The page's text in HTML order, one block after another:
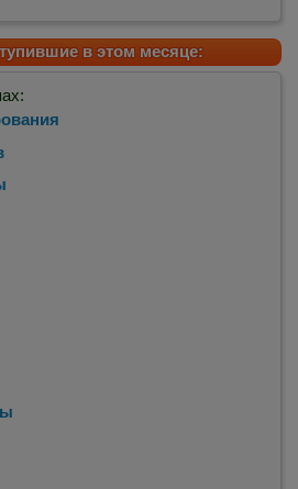
в этом месяце: